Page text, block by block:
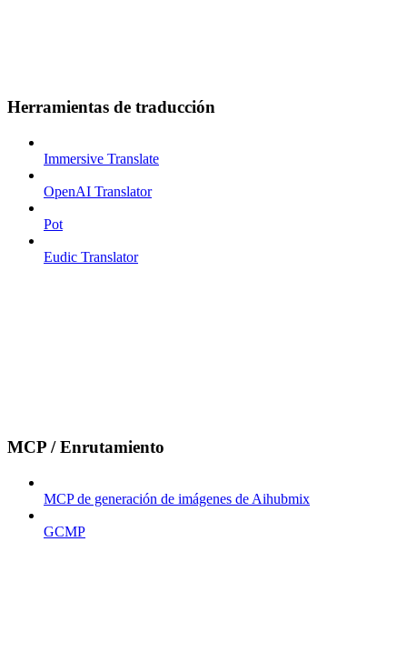
Herramientas de traducción
Immersive Translate
OpenAI Translator
Pot
Eudic Translator
MCP / Enrutamiento
MCP de generación de imágenes de Aihubmix
GCMP